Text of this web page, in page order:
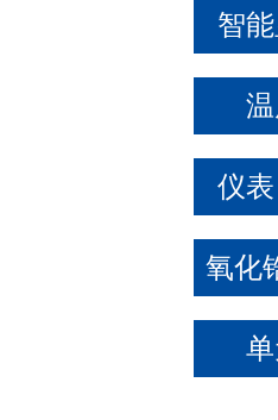
智
仪